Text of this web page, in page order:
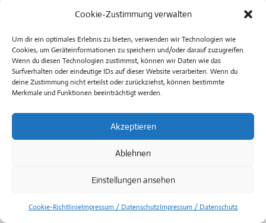
Cookie-Zustimmung verwalten
Um dir ein optimales Erlebnis zu bieten, verwenden wir Technologien wie
Cookies, um Geräteinformationen zu speichern und/oder darauf zuzugreifen.
Wenn du diesen Technologien zustimmst, können wir Daten wie das
Surfverhalten oder eindeutige IDs auf dieser Website verarbeiten. Wenn du
deine Zustimmung nicht erteilst oder zurückziehst, können bestimmte
Merkmale und Funktionen beeinträchtigt werden.
Akzeptieren
Ablehnen
Einstellungen ansehen
Cookie-RichtlinieImpressum / DatenschutzImpressum / Datenschutz
Copyright © 2026Hausarztpraxis Dr. Vondung und Kollegen